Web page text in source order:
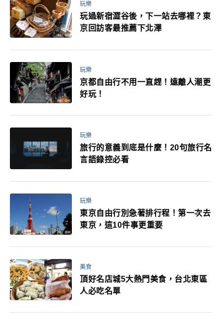
玩樂
玩過新宿澀谷後，下一站去哪裡？東
京回訪客最推薦下北澤
玩樂
京都自由行不用一直趕！遠離人潮更
好玩！
玩樂
旅行的意義到底是什麼！20句旅行名
言語錄控必看
玩樂
東京自由行別急著排行程！第一次去
東京，這10件事更重要
美食
頂好名店城5大熱門美食，台北東區
人必吃名單